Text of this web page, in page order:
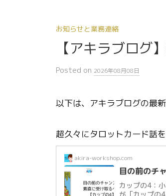
お知らせと業務連絡
【アキラブログ
Posted on 2026年08月08日
以下は、アキラブログの最
超久々にタロットカード話を
akira-workshop.com
目の前のチ
カップの4：
が「カップの